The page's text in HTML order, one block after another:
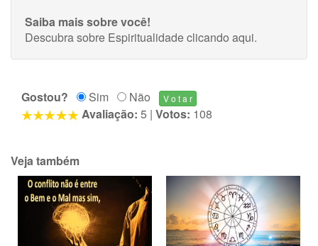
Saiba mais sobre você!
Descubra sobre Espiritualidadeclicando aqui.
Gostou? Sim
Não
Avaliação: 5 | Votos: 108
Veja também